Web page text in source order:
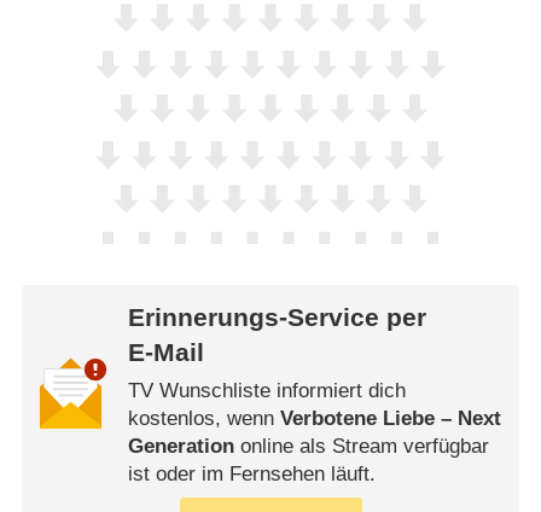
Erinnerungs-Service per
E-Mail
TV Wunschliste informiert dich
kostenlos, wenn Verbotene Liebe – Next
Generationonline als Stream verfügbar
ist oder im Fernsehen läuft.